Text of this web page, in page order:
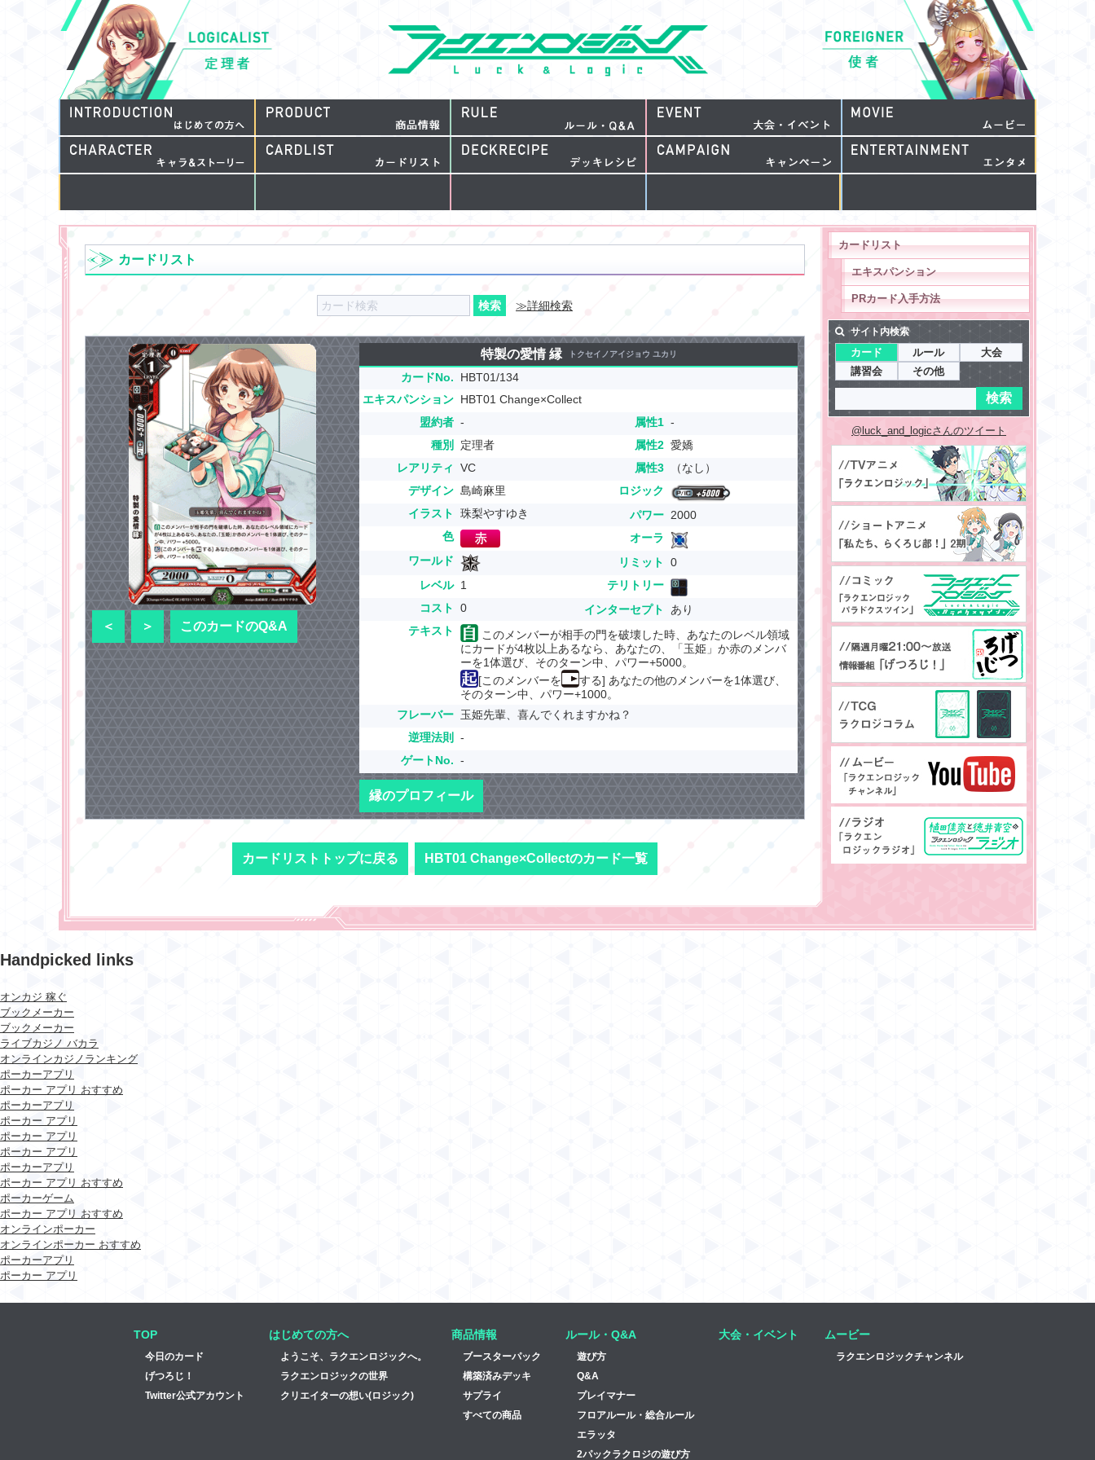
カードリスト
≫詳細検索
特製の愛情 縁 トクセイノアイジョウ ユカリ
カードNo.
HBT01/134
エキスパンション HBT01 Change×Collect
盟約者 -
種別
定理者
レアリティ
VC
デザイン 島崎麻里
イラスト
珠梨やすゆき
色
ワールド
レベル 1
コスト
0
属性1 -
属性2 愛嬌
属性3
（なし）
ロジック
パワー 2000
オーラ
リミット
0
テリトリー
インターセプト
あり
テキスト
このメンバーが相手の門を破壊した時、あなたのレベル領域
にカードが4枚以上あるなら、あなたの、「玉姫」か赤のメンバ
ーを1体選び、そのターン中、パワー+5000。
[このメンバーを
する] あなたの他のメンバーを1体選び、
そのターン中、パワー+1000。
フレーバー 玉姫先輩、喜んでくれますかね？
逆理法則
-
ゲートNo. -
縁のプロフィール
＜ ＞ このカードのQ&A
カードリストトップに戻る HBT01 Change×Collectのカード一覧
カードリスト
エキスパンション
PRカード入手方法
サイト内検索
カード ルール
大会
講習会
その他
@luck_and_logicさんのツイート
Handpicked links
オンカジ 稼ぐ
ブックメーカー
ブックメーカー
ライブカジノ バカラ
オンラインカジノランキング
ポーカーアプリ
ポーカー アプリ おすすめ
ポーカーアプリ
ポーカー アプリ
ポーカー アプリ
ポーカー アプリ
ポーカーアプリ
ポーカー アプリ おすすめ
ポーカーゲーム
ポーカー アプリ おすすめ
オンラインポーカー
オンラインポーカー おすすめ
ポーカーアプリ
ポーカー アプリ
TOP
今日のカード
げつろじ！
Twitter公式アカウント
はじめての方へ
ようこそ、ラクエンロジックへ。
ラクエンロジックの世界
クリエイターの想い(ロジック)
商品情報
ブースターパック
構築済みデッキ
サプライ
すべての商品
ルール・Q&A
遊び方
Q&A
プレイマナー
フロアルール・総合ルール
エラッタ
2パックラクロジの遊び方
大会・イベント ムービー
ラクエンロジックチャンネル